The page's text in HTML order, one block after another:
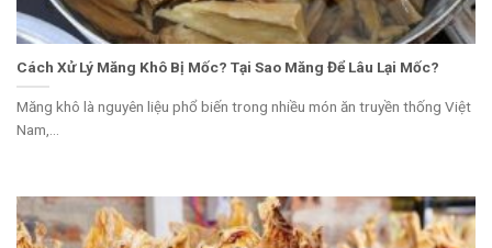
Cách Xử Lý Măng Khô Bị Mốc? Tại Sao Măng Để Lâu Lại Mốc?
Măng khô là nguyên liệu phổ biến trong nhiều món ăn truyền thống Việt
Nam,...